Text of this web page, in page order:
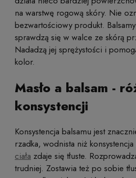
na warstwę rogową skóry. Nie
bezwartościowy produkt.
sprawdzą się w walce ze skórą
Nadadzą jej sprężystości i
kolor.
Masło a balsam -
konsystencji
Konsystencja balsamu jest
rzadka, wodnista niż konsystencja
ciała zdaje się tłuste.
trudniej. Zostawia też po sobie